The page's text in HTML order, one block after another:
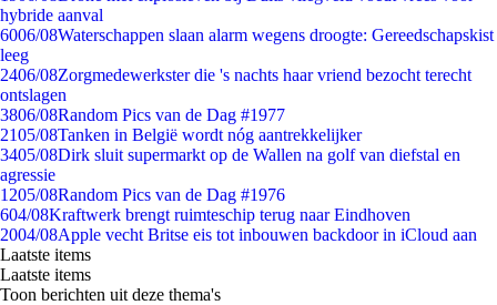
hybride aanval
6006/08Waterschappen slaan alarm wegens droogte: Gereedschapskist
leeg
2406/08Zorgmedewerkster die 's nachts haar vriend bezocht terecht
ontslagen
3806/08Random Pics van de Dag #1977
2105/08Tanken in België wordt nóg aantrekkelijker
3405/08Dirk sluit supermarkt op de Wallen na golf van diefstal en
agressie
1205/08Random Pics van de Dag #1976
604/08Kraftwerk brengt ruimteschip terug naar Eindhoven
2004/08Apple vecht Britse eis tot inbouwen backdoor in iCloud aan
Laatste items
Laatste items
Toon berichten uit deze thema's